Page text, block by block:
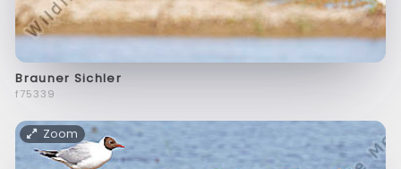
Brauner Sichler
f75339
Zoom